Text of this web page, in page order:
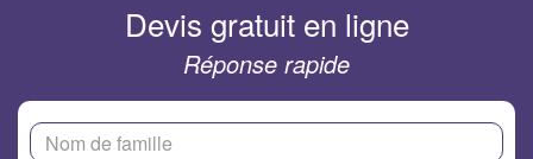
Devis gratuit en ligne
Réponse rapide